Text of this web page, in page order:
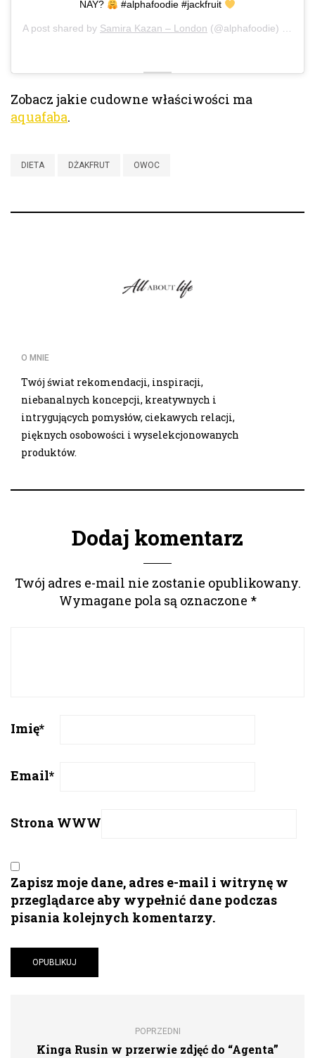
NAY? #alphafoodie #jackfruit
A post shared by Samira Kazan – London (@alphafoodie) on
Zobacz jakie cudowne właściwości ma
aquafaba.
DIETA DŻAKFRUT OWOC
O MNIE
Twój świat rekomendacji, inspiracji,
niebanalnych koncepcji, kreatywnych i
intrygujących pomysłów, ciekawych relacji,
pięknych osobowości i wyselekcjonowanych
produktów.
Dodaj komentarz
Twój adres e-mail nie zostanie opublikowany.
Wymagane pola są oznaczone *
Imię*
Email*
Strona WWW
Zapisz moje dane, adres e-mail i witrynę w
przeglądarce aby wypełnić dane podczas
pisania kolejnych komentarzy.
POPRZEDNI
Kinga Rusin w przerwie zdjęć do “Agenta”